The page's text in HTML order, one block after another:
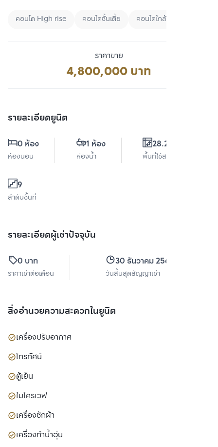
คอนโด High rise คอนโดชั้นเตี้ย คอนโดใกล้สวน
ราคาขาย
4,800,000 บาท
รายละเอียดยูนิต
0 ห้อง
ห้องนอน
1 ห้อง
ห้องน้ำ
28.23 ตร.ม.
พื้นที่ใช้สอย
9
ลำดับชั้นที่
รายละเอียดผู้เช่าปัจจุบัน
0 บาท
ราคาเช่าต่อเดือน
30 ธันวาคม 2569
วันสิ้นสุดสัญญาเช่า
สิ่งอำนวยความสะดวกในยูนิต
เครื่องปรับอากาศ
โทรทัศน์
ตู้เย็น
ไมโครเวฟ
เครื่องซักผ้า
เครื่องทำน้ำอุ่น